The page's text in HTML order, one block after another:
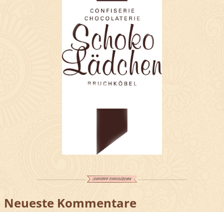
Neueste Kommentare